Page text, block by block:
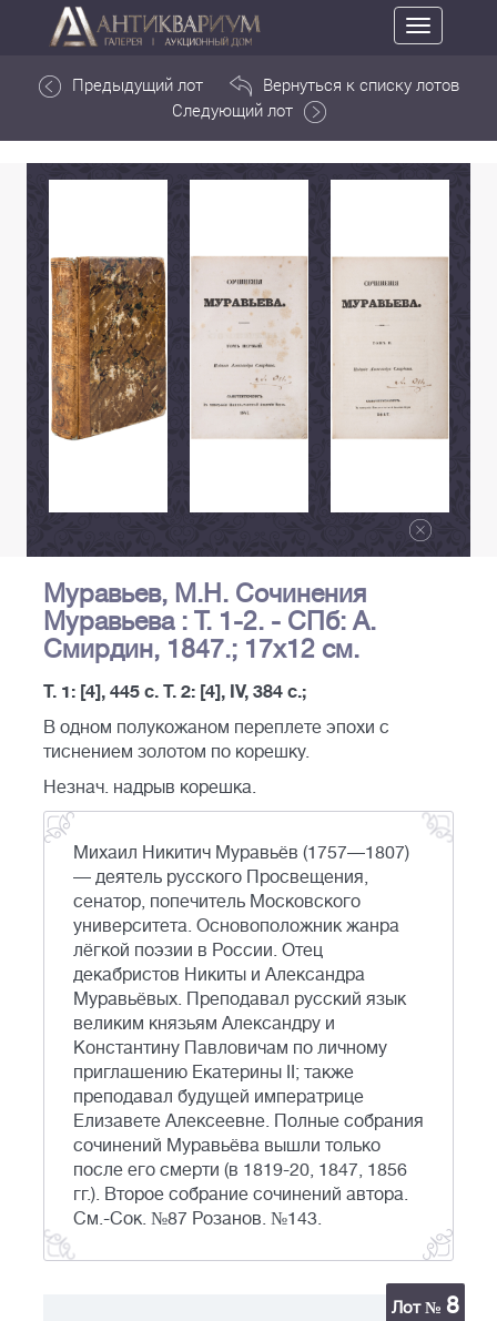
Toggle
navigation
Предыдущий лот
Вернуться к списку лотов
Следующий лот
Муравьев, М.Н. Сочинения
Муравьева : Т. 1-2. - СПб: А.
Смирдин, 1847.; 17х12 см.
Т. 1: [4], 445 с. Т. 2: [4], IV, 384 с.;
В одном полукожаном переплете эпохи с
тиснением золотом по корешку.
Незнач. надрыв корешка.
Михаил Никитич Муравьёв (1757—1807)
— деятель русского Просвещения,
сенатор, попечитель Московского
университета. Основоположник жанра
лёгкой поэзии в России. Отец
декабристов Никиты и Александра
Муравьёвых. Преподавал русский язык
великим князьям Александру и
Константину Павловичам по личному
приглашению Екатерины II; также
преподавал будущей императрице
Елизавете Алексеевне. Полные собрания
сочинений Муравьёва вышли только
после его смерти (в 1819-20, 1847, 1856
гг.). Второе собрание сочинений автора.
См.-Cок. №87 Розанов. №143.
Лот № 8